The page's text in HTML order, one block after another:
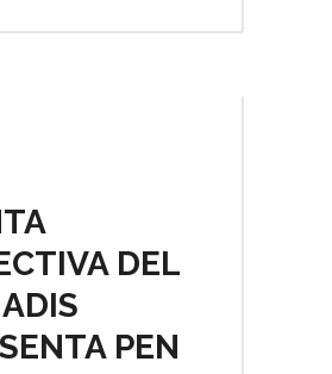
DEL
PEN